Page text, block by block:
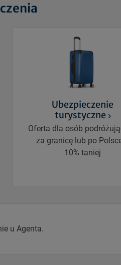
Ubezpieczenie
turystyczne
Oferta dla osób
za granicę lub po
10% taniej
u Agenta.